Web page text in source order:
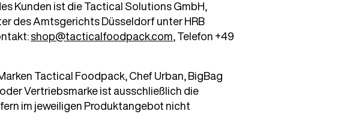
Kunden ist die Tactical Solutions GmbH,
des Amtsgerichts Düsseldorf unter HRB
shop@tacticalfoodpack.com , Telefon +49
Tactical Foodpack, Chef Urban, BigBag
Vertriebsmarke ist ausschließlich die
im jeweiligen Produktangebot nicht